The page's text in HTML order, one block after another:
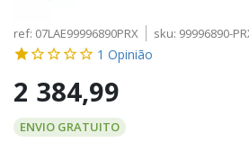
ref: 07LAE99996890PRX sku: 99996890-
1 Opinião
2 384,99
ENVIO GRATUITO